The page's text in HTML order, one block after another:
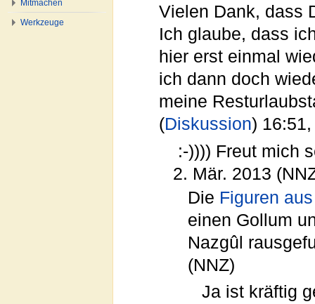
Vielen Dank, dass
Ich glaube, dass
hier erst einmal
ich dann doch
meine
(Diskussion)
:-)))) Freut mich
2. Mär. 2013
Die Figuren
einen Gollum
Nazgûl
(NNZ)
Ja ist kräftig
Mitmachen
Werkzeuge